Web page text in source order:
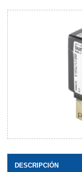
DESCRIPCIÓN